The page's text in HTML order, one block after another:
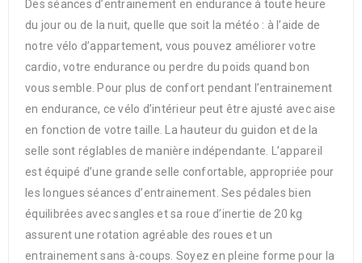
Des séances d’entrainement en endurance à toute heure
du jour ou de la nuit, quelle que soit la météo : à l’aide de
notre vélo d’appartement, vous pouvez améliorer votre
cardio, votre endurance ou perdre du poids quand bon
vous semble. Pour plus de confort pendant l’entrainement
en endurance, ce vélo d’intérieur peut être ajusté avec aise
en fonction de votre taille. La hauteur du guidon et de la
selle sont réglables de manière indépendante. L’appareil
est équipé d’une grande selle confortable, appropriée pour
les longues séances d’entrainement. Ses pédales bien
équilibrées avec sangles et sa roue d’inertie de 20 kg
assurent une rotation agréable des roues et un
entrainement sans à-coups. Soyez en pleine forme pour la